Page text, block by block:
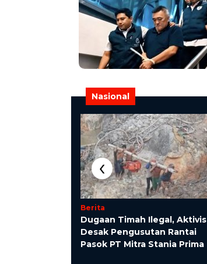
Nasional
Berita
Dugaan Timah Ilegal, Aktivis
Desak Pengusutan Rantai
Pasok PT Mitra Stania Prima
‹